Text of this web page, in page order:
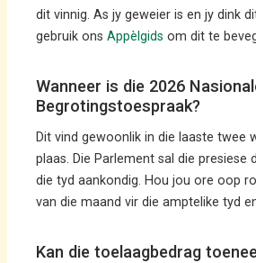
dit vinnig. As jy geweier is en jy dink
gebruik ons Appèlgids om dit te
Wanneer is die 2026
Begrotingstoespraak?
Dit vind gewoonlik in die laaste twee
plaas. Die Parlement sal die presiese
die tyd aankondig. Hou jou ore oop
van die maand vir die amptelike tyd
Kan die toelaagbedrag